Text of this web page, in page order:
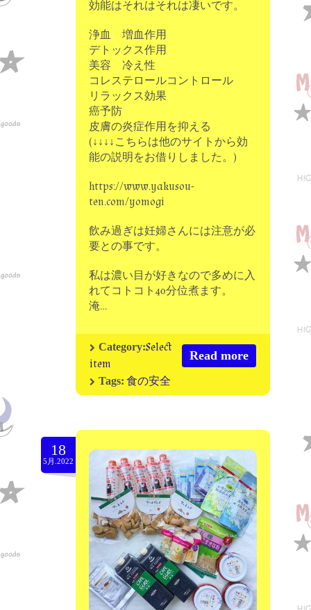
効能はそれはそれは凄いです。
浄血 増血作用
デトックス作用
美容 冷え性
コレステロールコントロール
リラックス効果
癌予防
皮膚の炎症作用を抑える
(↓↓↓↓こちらは他のサイトから効
能の説明をお借りしました。)
https://www.yakusou-
ten.com/yomogi
飲み過ぎは妊婦さんには注意が必
要との事です。
私は濃い目が好きなので多めに入
れてコトコト40分位煮ます。
淹…
Read more
Category:Select
item
Tags: 食の安全
18
5月.2022